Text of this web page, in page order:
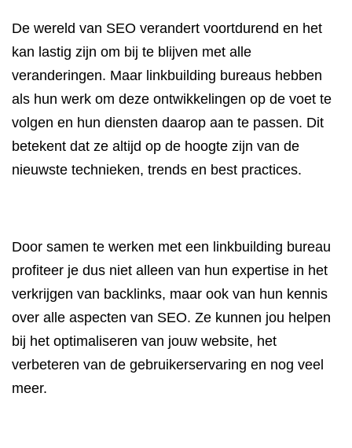
De wereld van SEO verandert voortdurend en het
kan lastig zijn om bij te blijven met alle
veranderingen. Maar linkbuilding bureaus hebben
als hun werk om deze ontwikkelingen op de voet te
volgen en hun diensten daarop aan te passen. Dit
betekent dat ze altijd op de hoogte zijn van de
nieuwste technieken, trends en best practices.
Door samen te werken met een linkbuilding bureau
profiteer je dus niet alleen van hun expertise in het
verkrijgen van backlinks, maar ook van hun kennis
over alle aspecten van SEO. Ze kunnen jou helpen
bij het optimaliseren van jouw website, het
verbeteren van de gebruikerservaring en nog veel
meer.